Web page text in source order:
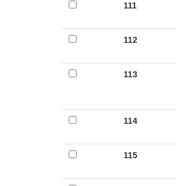
111
112
113
114
115